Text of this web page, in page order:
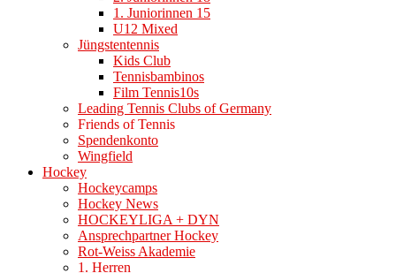
1. Juniorinnen 15
U12 Mixed
Jüngstentennis
Kids Club
Tennisbambinos
Film Tennis10s
Leading Tennis Clubs of Germany
Friends of Tennis
Spendenkonto
Wingfield
Hockey
Hockeycamps
Hockey News
HOCKEYLIGA + DYN
Ansprechpartner Hockey
Rot-Weiss Akademie
1. Herren